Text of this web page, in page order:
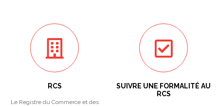
RCS
Le Registre du Commerce et des
SUIVRE UNE FORMALITÉ AU
RCS